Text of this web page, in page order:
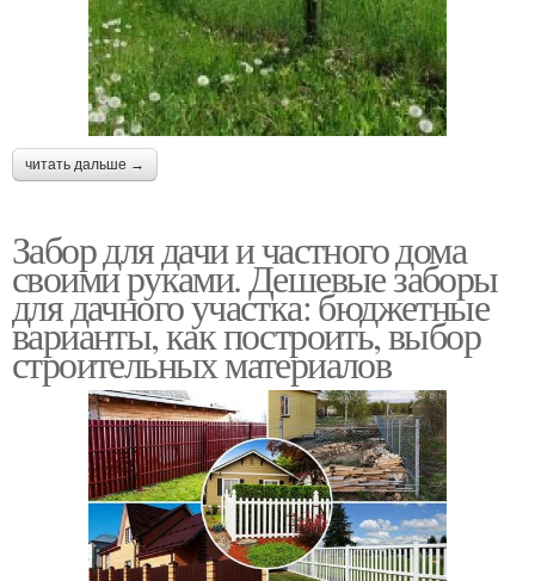
читать дальше →
Забор для дачи и частного дома
своими руками. Дешевые заборы
для дачного участка: бюджетные
варианты, как построить, выбор
строительных материалов